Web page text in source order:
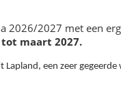
2026/2027 met een
maart 2027.
een zeer